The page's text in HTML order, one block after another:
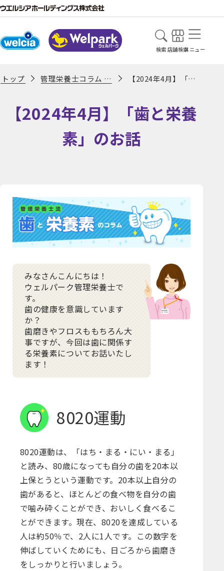
検索 店舗検索メニュー
トップ 管理栄養士コラム 一覧ページ 【2024年4月】「歯と栄養素」のお話
【2024年4月】「歯と栄養
素」のお話
みなさんこんにちは！
ウェルパーク管理栄養士で
す。
歯の健康を意識しています
か？
歯磨きやフロスももちろん大
事ですが、今回は歯に関係す
る栄養素についてお話いたし
ます！
8020運動
8020運動は、「はち・まる・にい・まる」
と読み、80歳になっても自分の歯を20本以
上保とうという運動です。20本以上自分の
歯があると、ほとんどの食べ物を自分の歯
で噛み砕くことができ、おいしく食べるこ
とができます。現在、8020を達成している
人は約50％で、2人に1人です。この数字を
伸ばしていくためにも、日ごろから歯磨き
をしっかりと行いましょう。